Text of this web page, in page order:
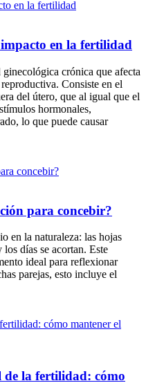
en la fertilidad
crónica que afecta
Consiste en el
del útero, que al igual que el
hormonales,
lo que puede causar
para concebir?
en la naturaleza: las hojas
días se acortan. Este
ideal para reflexionar
parejas, esto incluye el
la fertilidad: cómo